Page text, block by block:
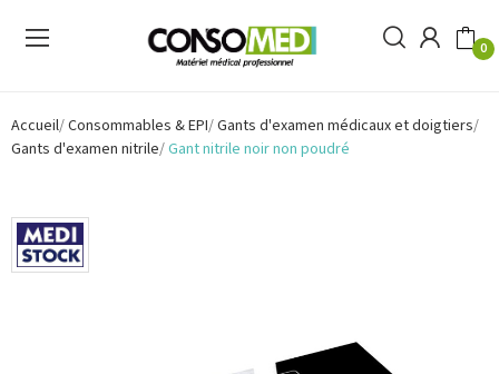
0
Accueil Consommables & EPI Gants d'examen médicaux et doigtiers
Gants d'examen nitrile Gant nitrile noir non poudré